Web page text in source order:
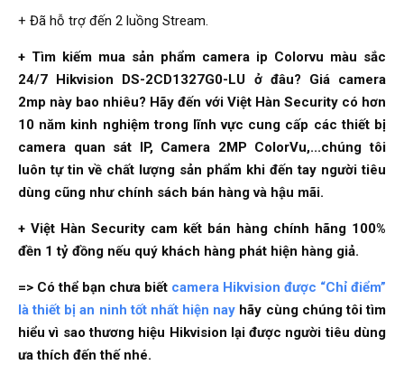
+ Đã hỗ trợ đến 2 luồng Stream.
+ Tìm kiếm mua sản phẩm camera ip Colorvu màu sắc
24/7 Hikvision DS-2CD1327G0-LU ở đâu? Giá camera
2mp này bao nhiêu? Hãy đến với Việt Hàn Security có hơn
10 năm kinh nghiệm trong lĩnh vực cung cấp các thiết bị
camera quan sát IP, Camera 2MP ColorVu,...chúng tôi
luôn tự tin về chất lượng sản phẩm khi đến tay người tiêu
dùng cũng như chính sách bán hàng và hậu mãi.
+ Việt Hàn Security cam kết bán hàng chính hãng 100%
đền 1 tỷ đồng nếu quý khách hàng phát hiện hàng giả.
=> Có thể bạn chưa biết camera Hikvision được “Chỉ điểm”
là thiết bị an ninh tốt nhất hiện nay hãy cùng chúng tôi tìm
hiểu vì sao thương hiệu Hikvision lại được người tiêu dùng
ưa thích đến thế nhé.